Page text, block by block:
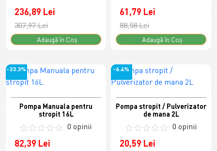
236,89 Lei
307,97 Lei
Adaugă în Coş
61,79 Lei
88,58 Lei
Adaugă în Coş
-33.3%
Pompa Manuala pentru
stropit 16L
0 opinii
82,39 Lei
-6.4%
Pompa stropit / Pulverizator
de mana 2L
0 opinii
20,59 Lei